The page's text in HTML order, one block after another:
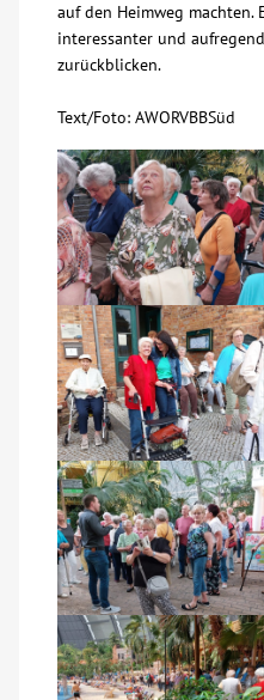
Spenden
Karriere
Ausbildung
Glossar
Suche
Kontakt
AWO BB Süd
auf den Heimweg machten.
interessanter und
zurückblicken.
Text/Foto: AWORVBBSüd